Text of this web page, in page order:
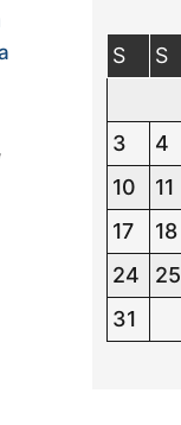
S
S
3
4
10
11
17
18
24
25
31